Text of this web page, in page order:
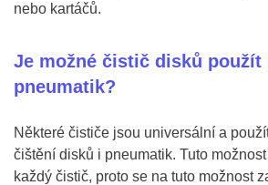
nebo kartáčů.
Je možné čistič disků
pneumatik?
Některé čističe jsou universální a
čištění disků i pneumatik. Tuto
každý čistič, proto se na tuto možnost